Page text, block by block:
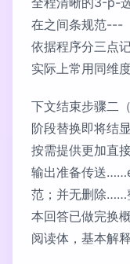
在之间条规范---
依据程序分三点
实际上常用同维
下文结束步骤二
阶段替换即将结
按需提供更加直
输出准备传送
范；并无删除……
本回答已做完换
阅读体，基本解